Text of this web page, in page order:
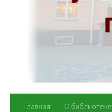
Главная О библиотеке